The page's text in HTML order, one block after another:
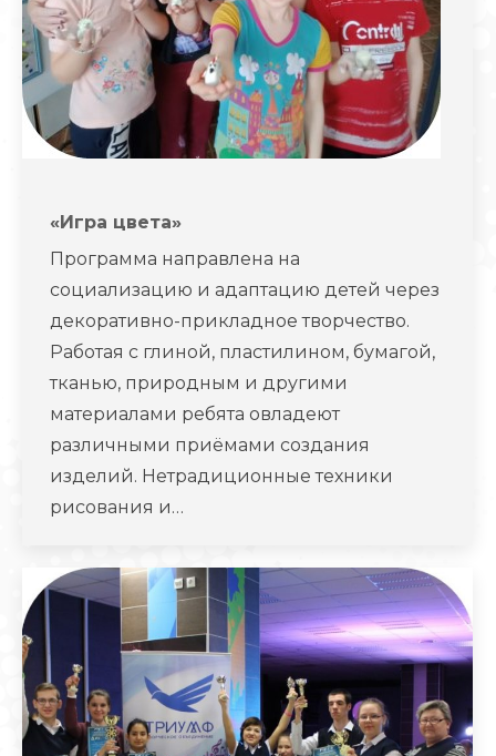
«Игра цвета»
Программа направлена на
социализацию и адаптацию детей через
декоративно-прикладное творчество.
Работая с глиной, пластилином, бумагой,
тканью, природным и другими
материалами ребята овладеют
различными приёмами создания
изделий. Нетрадиционные техники
рисования и…